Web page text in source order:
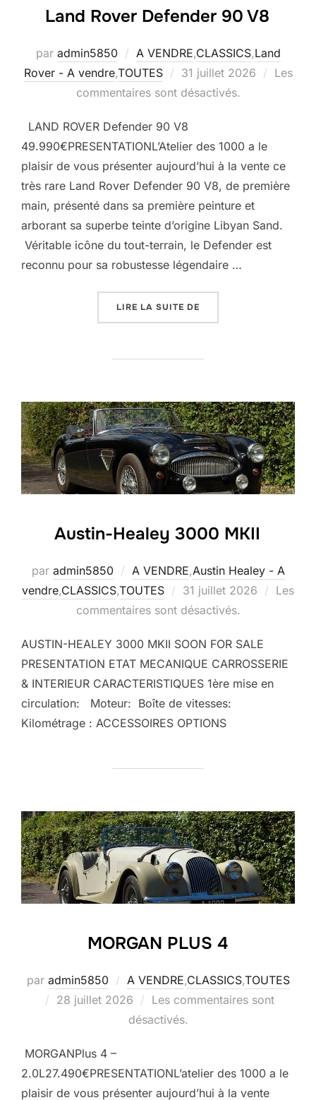
Land Rover Defender 90 V8
par admin5850 A VENDRE,CLASSICS,Land
Rover - A vendre,TOUTES
Publié
le
31 juillet 2026
Les
commentaires sont désactivés.
LAND ROVER Defender 90 V8
49.990€PRESENTATIONL’Atelier des 1000 a le
plaisir de vous présenter aujourd’hui à la vente ce
très rare Land Rover Defender 90 V8, de première
main, présenté dans sa première peinture et
arborant sa superbe teinte d’origine Libyan Sand.
Véritable icône du tout-terrain, le Defender est
reconnu pour sa robustesse légendaire …
LIRE LA SUITE DE
Austin-Healey 3000 MKII
par admin5850 A VENDRE,Austin Healey - A
vendre,CLASSICS,TOUTES
Publié
le
31 juillet 2026
Les
commentaires sont désactivés.
AUSTIN-HEALEY 3000 MKII SOON FOR SALE
PRESENTATION ETAT MECANIQUE CARROSSERIE
& INTERIEUR CARACTERISTIQUES 1ère mise en
circulation: Moteur: Boîte de vitesses:
Kilométrage : ACCESSOIRES OPTIONS
MORGAN PLUS 4
par admin5850 A VENDRE,CLASSICS,TOUTES
Publié
28 juillet 2026
Les commentaires sont
désactivés.
MORGANPlus 4 –
2.0L27.490€PRESENTATIONL’atelier des 1000 a le
plaisir de vous présenter aujourd’hui à la vente